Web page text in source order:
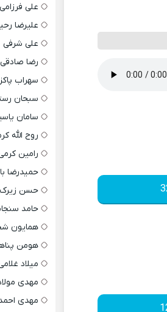
علی فرزامی
علیرضا
علی شرفی
رضا صادقی
سهراب
سبحان
سامان
روح الله
رامین
حمیدرضا
حسن زیرک
حامد
همایون
هومن
میلاد
مهدی
مهدی